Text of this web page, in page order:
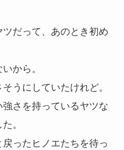
ツだって、あのとき初め
から。
うにしていたけれど。
さを持っているヤツな
。
ったヒノエたちを待っ